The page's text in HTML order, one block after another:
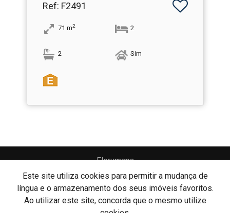
Este site utiliza cookies para permitir a mudança de
língua e o armazenamento dos seus imóveis favoritos.
Ao utilizar este site, concorda que o mesmo utilize
Ref: F2491
71 m2 2
2 Sim
Florymapa
Florymapa - Mediação Imobiliária, LdaAMI: 7554
Centros de Resolução de Litígios